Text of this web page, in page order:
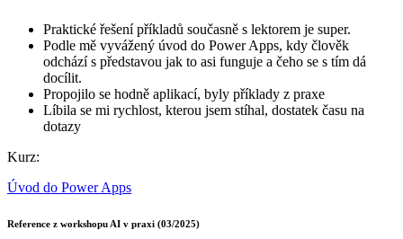
Praktické řešení příkladů současně s lektorem je super.
Podle mě vyvážený úvod do Power Apps, kdy člověk
odchází s představou jak to asi funguje a čeho se s tím dá
docílit.
Propojilo se hodně aplikací, byly příklady z praxe
Líbila se mi rychlost, kterou jsem stíhal, dostatek času na
dotazy
Kurz:
Úvod do Power Apps
Reference z workshopu AI v praxi (03/2025)